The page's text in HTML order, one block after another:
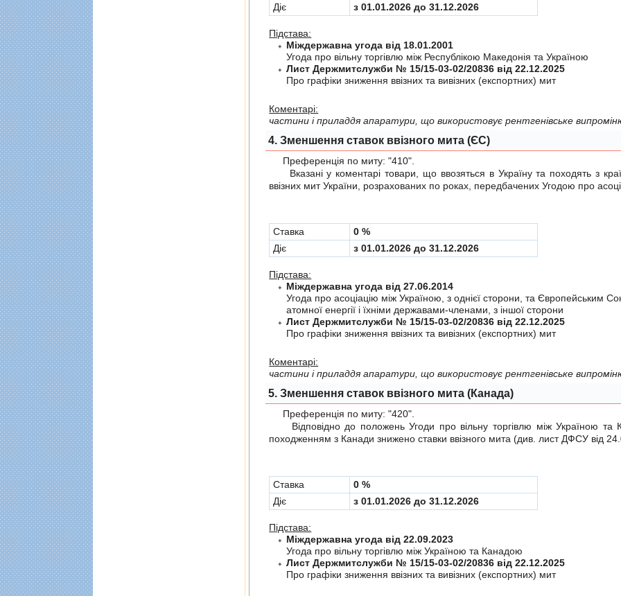
Діє
з 01.01.2026 до 31.12.2026
Підстава:
Міждержавна угода від 18.01.2001
Угода про вiльну торгiвлю мiж Республiкою Македонiя та Україною
Лист Держмитслужби № 15/15-03-02/20836 від 22.12.2025
Про графiки зниження ввiзних та вивiзних (експортних) мит
Коментарі:
частини і приладдя апаратури, що використовує рентгенівське
4. Зменшення ставок ввізного мита (ЄС)
Преференція по миту:"410"
Вказані у коментарі товари, що ввозяться в Україну та походять з
ввізних мит України, розрахованих по роках, передбаченихУгодою про
Cтавка
0 %
Діє
з 01.01.2026 до 31.12.2026
Підстава:
Міждержавна угода від 27.06.2014
Угода про асоцiацiю мiж Україною, з однiєї сторони, та Європейським
атомної енергiї i їхнiми державами-членами, з iншої сторони
Лист Держмитслужби № 15/15-03-02/20836 від 22.12.2025
Про графiки зниження ввiзних та вивiзних (експортних) мит
Коментарі:
частини і приладдя апаратури, що використовує рентгенівське
5. Зменшення ставок ввізного мита (Канада)
Преференція по миту:"420"
Відповідно до положеньУгоди про вiльну торгiвлю мiж Україною та
походженням з Канади знижено ставки ввізного мита (див. лист ДФСУ від
Cтавка
0 %
Діє
з 01.01.2026 до 31.12.2026
Підстава:
Міждержавна угода від 22.09.2023
Угода про вiльну торгiвлю мiж Україною та Канадою
Лист Держмитслужби № 15/15-03-02/20836 від 22.12.2025
Про графiки зниження ввiзних та вивiзних (експортних) мит